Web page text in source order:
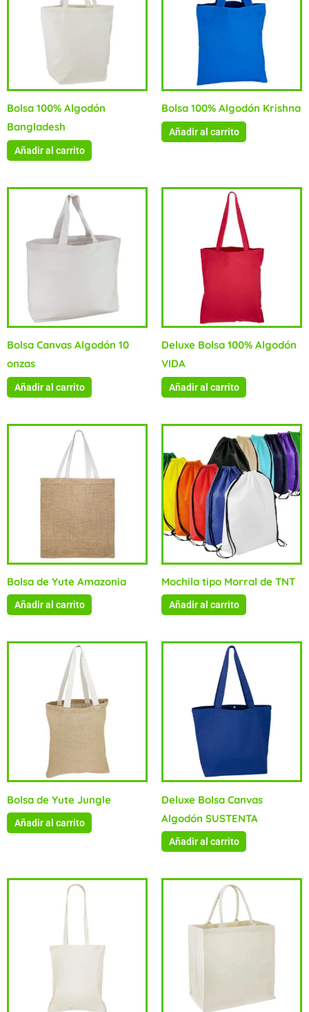
Bolsa 100% Algodón
Bangladesh
Añadir al carrito
Bolsa 100% Algodón Krishna
Añadir al carrito
Bolsa Canvas Algodón 10
onzas
Añadir al carrito
Deluxe Bolsa 100% Algodón
VIDA
Añadir al carrito
Bolsa de Yute Amazonia
Añadir al carrito
Mochila tipo Morral de TNT
Añadir al carrito
Bolsa de Yute Jungle
Añadir al carrito
Deluxe Bolsa Canvas
Algodón SUSTENTA
Añadir al carrito